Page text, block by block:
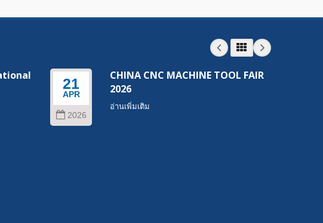
21
APR
2026
CHINA CNC MACHINE TOOL FAIR
2026
อ่านเพิ่มเติม